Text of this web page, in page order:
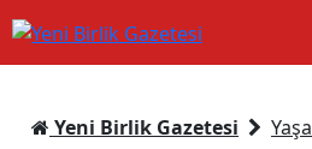
Yeni Birlik Gazetesi